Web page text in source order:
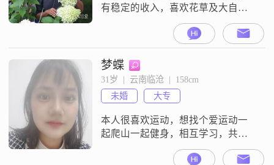
有稳定的收入，喜欢花草及大自
然，有一个女儿正在读研究生
梦蝶
31岁  |  云南临沧  |  158cm
未婚
大专
本人很喜欢运动，想找个爱运动一
起爬山一起健身，相互学习，共同